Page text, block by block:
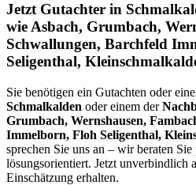
Jetzt Gutachter in
wie Asbach, Grumbach,
Schwallungen, Barchfeld
Seligenthal,
Sie benötigen ein Gutachten oder
Schmalkalden oder einem der
Grumbach, Wernshausen,
Immelborn, Floh Seligenthal,
sprechen Sie uns an – wir beraten
lösungsorientiert. Jetzt unverbindlich
Einschätzung erhalten.